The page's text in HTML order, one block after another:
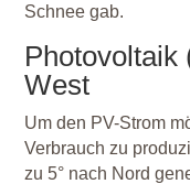
Schnee gab.
Photovoltaik
West
Um den PV-Strom
Verbrauch zu
zu 5° nach Nord